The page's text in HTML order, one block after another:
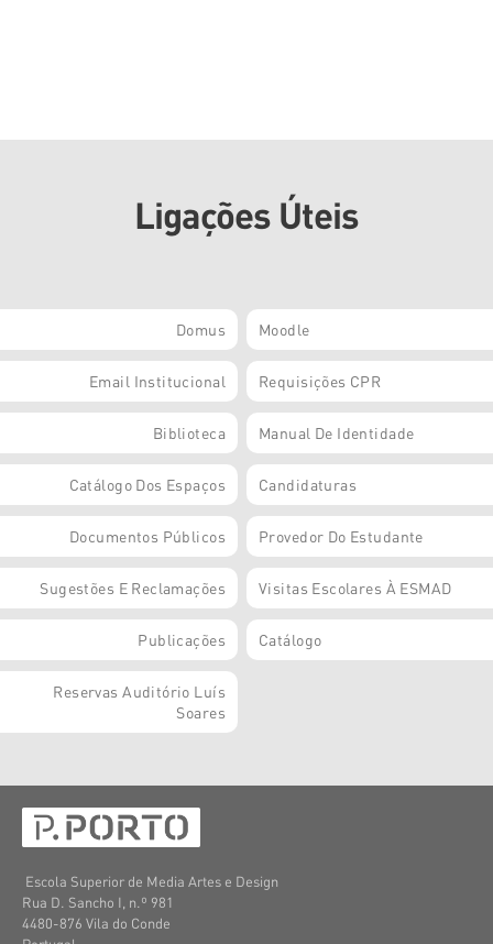
Ligações Úteis
Domus Moodle
Email Institucional Requisições CPR
Biblioteca Manual De Identidade
Catálogo Dos Espaços Candidaturas
Documentos Públicos Provedor Do Estudante
Sugestões E Reclamações Visitas Escolares À ESMAD
Publicações Catálogo
Reservas Auditório Luís
Soares
Escola Superior de Media Artes e Design
Rua D. Sancho I, n.º 981
4480-876 Vila do Conde